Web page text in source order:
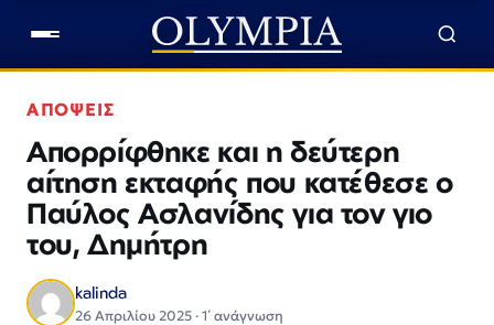
ΑΠΟΨΕΙΣ
Απορρίφθηκε και η δεύτερη
αίτηση εκταφής που κατέθεσε ο
Παύλος Ασλανίδης για τον γιο
του, Δημήτρη
kalinda
26 Απριλίου 2025 · 1΄ ανάγνωση